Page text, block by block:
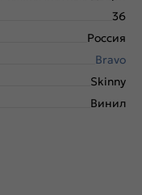
36
Россия
Bravo
Skinny
Винил